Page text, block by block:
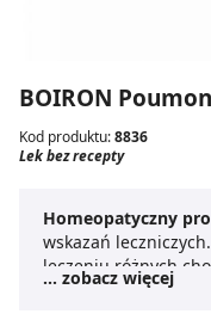
BOIRON
Kod produktu:8836
Lek bez recepty
Homeopatyczny
wskazań
leczeniu różnych
zastosowanie do
... zobacz więcej